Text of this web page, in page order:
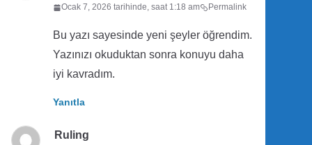
Ocak 7, 2026 tarihinde, saat 1:18 am Permalink
Bu yazı sayesinde yeni şeyler öğrendim.
Yazınızı okuduktan sonra konuyu daha
iyi kavradım.
Yanıtla
Ruling